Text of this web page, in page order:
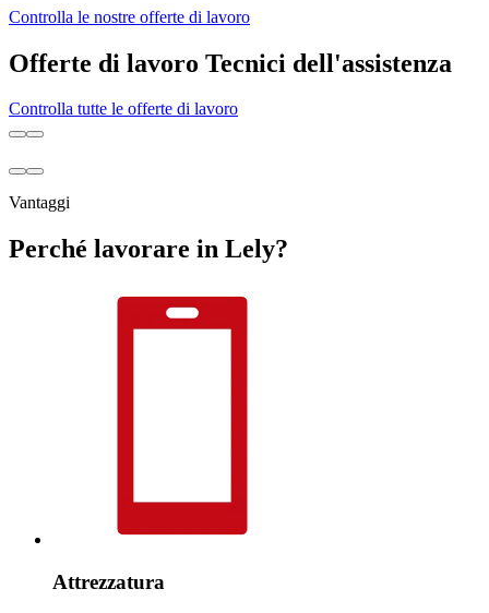
Controlla le nostre offerte di lavoro
Offerte di lavoro Tecnici dell'assistenza
Controlla tutte le offerte di lavoro
Vantaggi
Perché lavorare in Lely?
Attrezzatura